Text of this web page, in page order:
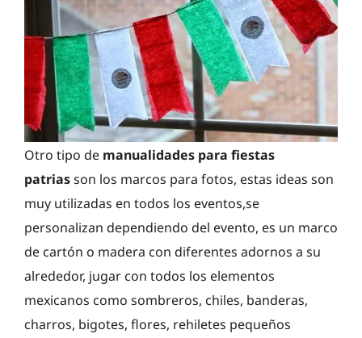
Otro tipo de manualidades para fiestas
patriasson los marcos para fotos, estas ideas son
muy utilizadas en todos los eventos,se
personalizan dependiendo del evento, es un marco
de cartón o madera con diferentes adornos a su
alrededor, jugar con todos los elementos
mexicanos como sombreros, chiles, banderas,
charros, bigotes, flores, rehiletes pequeños